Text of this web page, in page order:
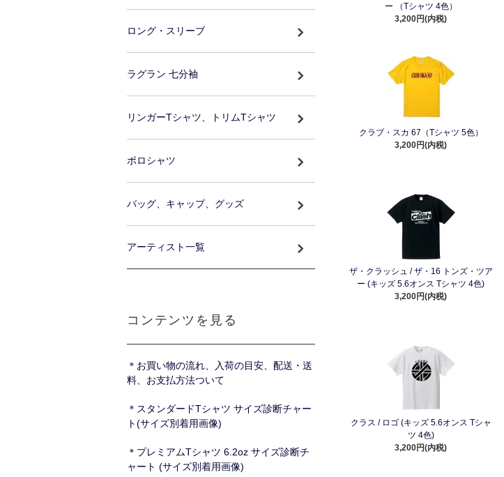
ー （Tシャツ 4色）
3,200円(内税)
クラブ・スカ 67（Tシャツ 5色）
3,200円(内税)
ザ・クラッシュ / ザ・16 トンズ・ツア
ー (キッズ 5.6オンス Tシャツ 4色)
3,200円(内税)
クラス / ロゴ (キッズ 5.6オンス Tシャ
ツ 4色)
3,200円(内税)
ロング・スリーブ
ラグラン 七分袖
リンガーTシャツ、トリムTシャツ
ポロシャツ
バッグ、キャップ、グッズ
アーティスト一覧
コンテンツを見る
＊お買い物の流れ、入荷の目安、配送・送
料、お支払方法ついて
＊スタンダードTシャツ サイズ診断チャー
ト(サイズ別着用画像)
＊プレミアムTシャツ 6.2oz サイズ診断チ
ャート (サイズ別着用画像)